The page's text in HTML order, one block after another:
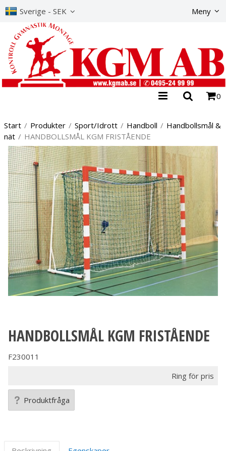
Sverige - SEK Meny
0
Start / Produkter / Sport/Idrott / Handboll / Handbollsmål &
nät / HANDBOLLSMÅL KGM FRISTÅENDE
HANDBOLLSMÅL KGM FRISTÅENDE
F230011
Ring för pris
Produktfråga